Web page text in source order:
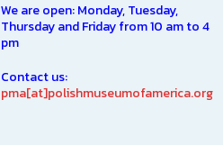
We are open: Monday, Tuesday,
Thursday and Friday from 10 am to 4
pm
Contact us:
pma[at]polishmuseumofamerica.org